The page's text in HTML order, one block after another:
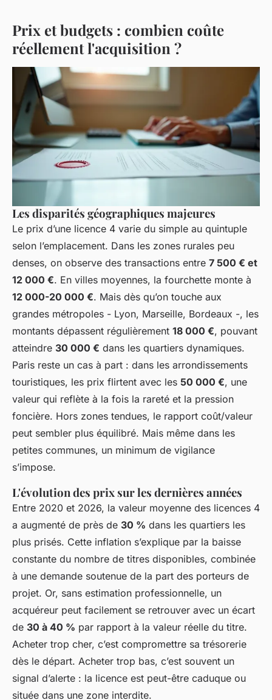
Prix et budgets : combien coûte
réellement l'acquisition ?
Les disparités géographiques majeures
Le prix d’une licence 4 varie du simple au quintuple
selon l’emplacement. Dans les zones rurales peu
denses, on observe des transactions entre 7 500 € et
12 000 €. En villes moyennes, la fourchette monte à
12 000-20 000 €. Mais dès qu’on touche aux
grandes métropoles - Lyon, Marseille, Bordeaux -, les
montants dépassent régulièrement 18 000 €, pouvant
atteindre 30 000 € dans les quartiers dynamiques.
Paris reste un cas à part : dans les arrondissements
touristiques, les prix flirtent avec les 50 000 €, une
valeur qui reflète à la fois la rareté et la pression
foncière. Hors zones tendues, le rapport coût/valeur
peut sembler plus équilibré. Mais même dans les
petites communes, un minimum de vigilance
s’impose.
L'évolution des prix sur les dernières années
Entre 2020 et 2026, la valeur moyenne des licences 4
a augmenté de près de 30 % dans les quartiers les
plus prisés. Cette inflation s’explique par la baisse
constante du nombre de titres disponibles, combinée
à une demande soutenue de la part des porteurs de
projet. Or, sans estimation professionnelle, un
acquéreur peut facilement se retrouver avec un écart
de 30 à 40 % par rapport à la valeur réelle du titre.
Acheter trop cher, c’est compromettre sa trésorerie
dès le départ. Acheter trop bas, c’est souvent un
signal d’alerte : la licence est peut-être caduque ou
située dans une zone interdite.